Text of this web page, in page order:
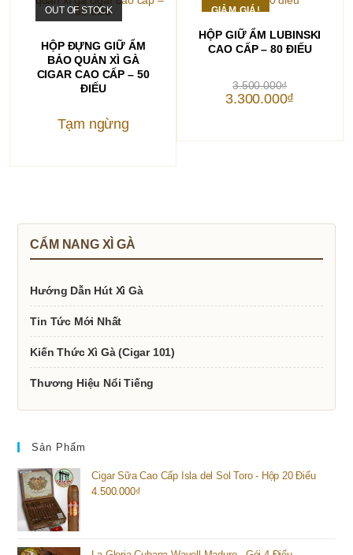
OUT OF STOCK
ĐỌC TIẾP
HỘP ĐỰNG GIỮ ẨM
BẢO QUẢN XÌ GÀ
CIGAR CAO CẤP – 50
ĐIẾU
Tạm ngừng
GIẢM GIÁ!
THÊM VÀO GIỎ HÀNG
HỘP GIỮ ẨM LUBINSKI
CAO CẤP – 80 ĐIẾU
3.500.000₫
gốc
là:
3.300.000₫
3.300.000₫.
CẨM NANG XÌ GÀ
Hướng Dẫn Hút Xì Gà
Tin Tức Mới Nhất
Kiến Thức Xì Gà (Cigar 101)
Thương Hiệu Nổi Tiếng
Sản Phẩm
Cigar Sữa Cao Cấp Isla del Sol Toro - Hộp 20 Điếu
4.500.000₫